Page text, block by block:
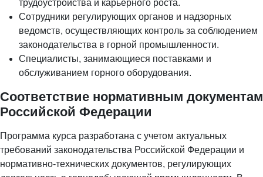
трудоустройства и карьерного роста.
Сотрудники регулирующих органов и надзорных
ведомств, осуществляющих контроль за соблюдением
законодательства в горной промышленности.
Специалисты, занимающиеся поставками и
обслуживанием горного оборудования.
Соответствие нормативным документам
Российской Федерации
Программа курса разработана с учетом актуальных
требований законодательства Российской Федерации и
нормативно-технических документов, регулирующих